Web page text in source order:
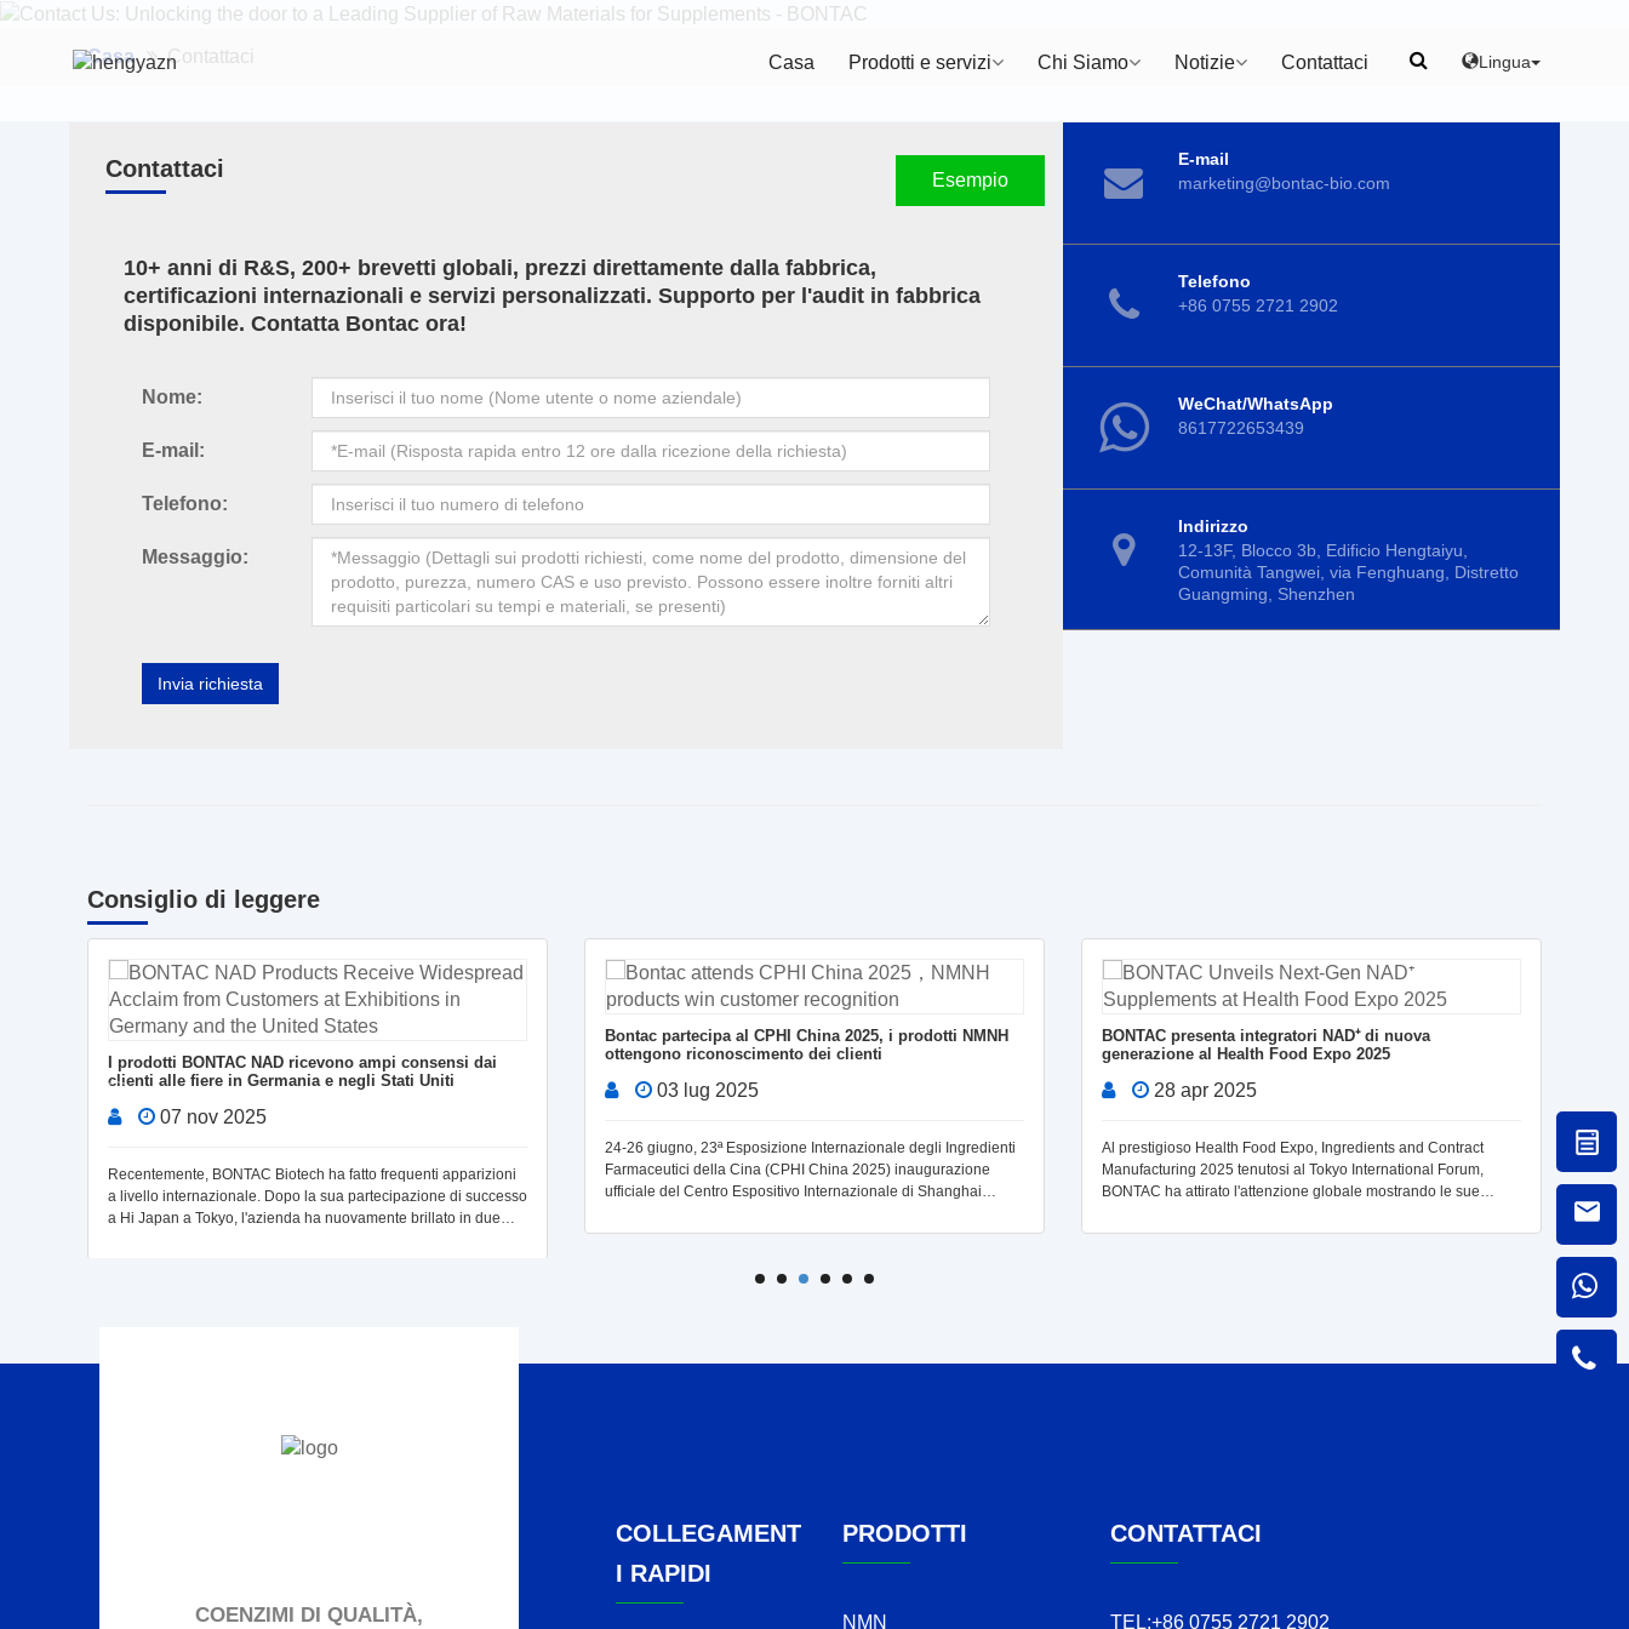
Casa Prodotti e servizi Chi Siamo Notizie Contattaci Lingua
Casa Contattaci
Contattaci Esempio
10+ anni di R&S, 200+ brevetti globali, prezzi direttamente dalla fabbrica,
certificazioni internazionali e servizi personalizzati. Supporto per l'audit in fabbrica
disponibile. Contatta Bontac ora!
Nome:
E-mail:
Telefono:
Messaggio:
Invia richiesta
E-mail
marketing@bontac-bio.com
Telefono
+86 0755 2721 2902
WeChat/WhatsApp
8617722653439
Indirizzo
12-13F, Blocco 3b, Edificio Hengtaiyu,
Comunità Tangwei, via Fenghuang, Distretto
Guangming, Shenzhen
Consiglio di leggere
I prodotti BONTAC NAD ricevono ampi consensi dai
clienti alle fiere in Germania e negli Stati Uniti
07 nov 2025
Recentemente, BONTAC Biotech ha fatto frequenti apparizioni
a livello internazionale. Dopo la sua partecipazione di successo
a Hi Japan a Tokyo, l'azienda ha nuovamente brillato in due
Bontac partecipa al CPHI China 2025, i prodotti NMNH
ottengono riconoscimento dei clienti
03 lug 2025
24-26 giugno, 23ª Esposizione Internazionale degli Ingredienti
Farmaceutici della Cina (CPHI China 2025) inaugurazione
ufficiale del Centro Espositivo Internazionale di Shanghai
BONTAC presenta integratori NAD⁺ di nuova
generazione al Health Food Expo 2025
28 apr 2025
Al prestigioso Health Food Expo, Ingredients and Contract
Manufacturing 2025 tenutosi al Tokyo International Forum,
BONTAC ha attirato l'attenzione globale mostrando le sue
completa. Con ove
COENZIMI DI QUALITÀ,
COLLEGAMENT
I RAPIDI
PRODOTTI
NMN
CONTATTACI
TEL:+86 0755 2721 2902